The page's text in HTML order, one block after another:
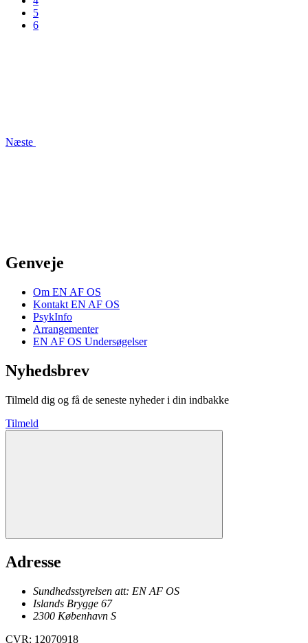
5
6
Næste
Genveje
Om EN AF OS
Kontakt EN AF OS
PsykInfo
Arrangementer
EN AF OS Undersøgelser
Nyhedsbrev
Tilmeld dig og få de seneste nyheder i din indbakke
Tilmeld
Adresse
Sundhedsstyrelsen att: EN AF OS
Islands Brygge 67
2300 København S
CVR: 12070918